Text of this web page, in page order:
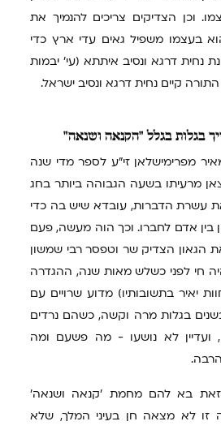
וכן הצדיקים צריכים להנמיך את
בעצמו משפיל גאים עדי ארץ כדי
נחית דרגא ונסיב איתתא (עי' יבמות
קיים נחית דרגא ונסיב ישראל.
בגלות בגלל "הקנאה ושנאה"
מפרימישלאן זי"ע לספר מדי שנה
מרעיתו בשעה הגבוהה ביותר בחג
עשרת הדברות, עובדא שיש בה כדי
בין אדם לחברו. וכך הוה מעשה, פעם
את הגאון הצדיק שר וטפסר רבי שמשון
חי לפני כשלש מאות שנה, ההגדרה
יאיר בתשובותיו) מדוע שרויים עם
בגלות מרה וקשה, כשהם נרדים
ועדיין לא נושעו - מה פשעם ומה
זאת בא להם מחמת 'קנאה ושנאה'
זו לא מצאה חן בעיני המלך, שלא